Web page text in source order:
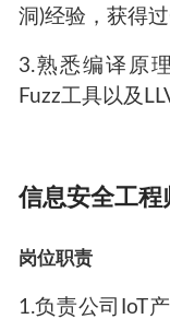
洞)经验，获得过
3.熟悉编译原
Fuzz工具以及
信息安全工程
岗位职责
1.负责公司IoT